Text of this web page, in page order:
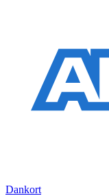
Dankort